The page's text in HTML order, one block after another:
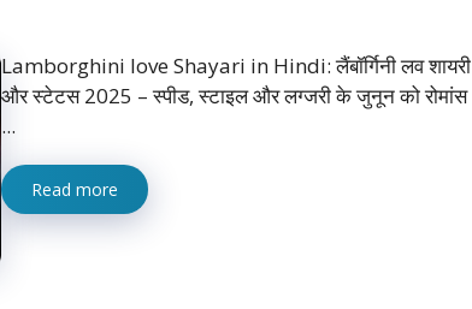
Lamborghini love Shayari in Hindi: लैंबॉर्गिनी लव शायरी
और स्टेटस 2025 – स्पीड, स्टाइल और लग्जरी के जुनून को रोमांस
...
Read more